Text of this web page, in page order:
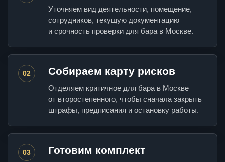
Уточняем вид деятельности, помещение,
сотрудников, текущую документацию
и срочность проверки для бара в Москве.
02 Собираем карту рисков
Отделяем критичное для бара в Москве
от второстепенного, чтобы сначала закрыть
штрафы, предписания и остановку работы.
03 Готовим комплект